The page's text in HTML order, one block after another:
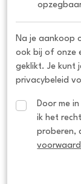
Na je aankoop
ook bij of onze
geklikt. Je kunt
privacybeleid
Door me
ik het
proberen,